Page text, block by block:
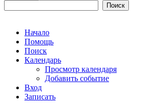
Начало
Помощь
Поиск
Календарь
Просмотр календаря
Добавить событие
Вход
Записать